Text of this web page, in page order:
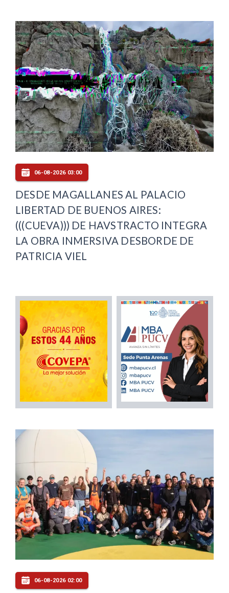
06-08-2026 03:00
DESDE MAGALLANES AL PALACIO
LIBERTAD DE BUENOS AIRES:
(((CUEVA))) DE HAVSTRACTO INTEGRA
LA OBRA INMERSIVA DESBORDE DE
PATRICIA VIEL
06-08-2026 02:00